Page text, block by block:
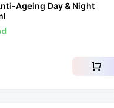
Ageing Day & Night
shopping_cart